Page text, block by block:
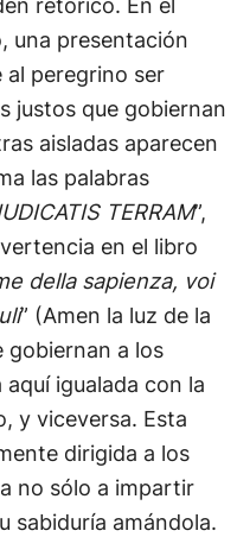
retórico. En el
una presentación
peregrino ser
justos que gobiernan
aisladas aparecen
las palabras
TERRAM”,
en el libro
della sapienza, voi
” (Amen la luz de la
gobiernan a los
igualada con la
y viceversa. Esta
dirigida a los
no sólo a impartir
sabiduría amándola.